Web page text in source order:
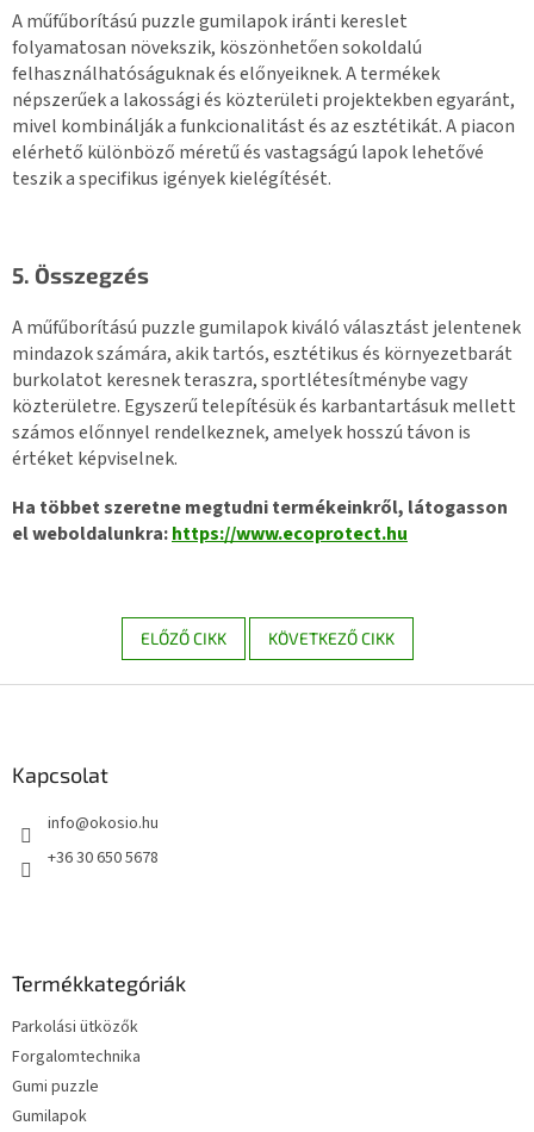
A műfűborítású puzzle gumilapok iránti kereslet
folyamatosan növekszik, köszönhetően sokoldalú
felhasználhatóságuknak és előnyeiknek. A termékek
népszerűek a lakossági és közterületi projektekben egyaránt,
mivel kombinálják a funkcionalitást és az esztétikát. A piacon
elérhető különböző méretű és vastagságú lapok lehetővé
teszik a specifikus igények kielégítését.
5. Összegzés
A műfűborítású puzzle gumilapok kiváló választást jelentenek
mindazok számára, akik tartós, esztétikus és környezetbarát
burkolatot keresnek teraszra, sportlétesítménybe vagy
közterületre. Egyszerű telepítésük és karbantartásuk mellett
számos előnnyel rendelkeznek, amelyek hosszú távon is
értéket képviselnek.
Ha többet szeretne megtudni termékeinkről, látogasson
el weboldalunkra:https://www.ecoprotect.hu
ELŐZŐ CIKK KÖVETKEZŐ CIKK
Kapcsolat
info@okosio.hu
+36 30 650 5678
Termékkategóriák
Parkolási ütközők
Forgalomtechnika
Gumi puzzle
Gumilapok